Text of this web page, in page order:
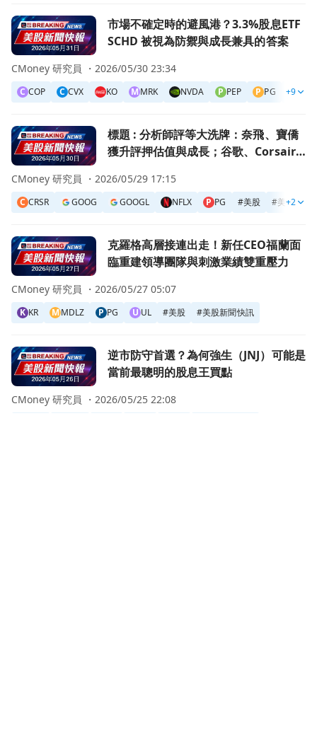
前往市場不確定時的避風港？3.3%股息ETF SCHD 被視為防
市場不確定時的避風港？3.3%股息ETF
SCHD 被視為防禦與成長兼具的答案
C COP C CVX KO MMRK NVDA P PEP P PG +9
CMoney 研究員 ・2026/05/30 23:34
前往標題 : 分析師評等大洗牌：奈飛、寶僑獲升評押估值與
標題 : 分析師評等大洗牌：奈飛、寶僑
獲升評押估值與成長；谷歌、Corsair
C CRSR GOOG GOOGL NFLX P PG #美股 #美股新聞
+2
CMoney 研究員 ・2026/05/29 17:15
前往克羅格高層接連出走！新任CEO福蘭面臨重建領導團隊
克羅格高層接連出走！新任CEO福蘭面
臨重建領導團隊與刺激業績雙重壓力
K KR M MDLZ P PG U UL #美股 #美股新聞快訊
CMoney 研究員 ・2026/05/27 05:07
前往逆市防守首選？為何強生（JNJ）可能是當前最聰明的股
逆市防守首選？為何強生（JNJ）可能是
當前最聰明的股息王買點
CMoney 研究員 ・2026/05/25 22:08